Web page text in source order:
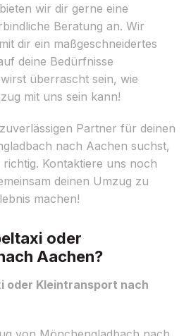
wir dir gerne eine
Beratung an. Wir
dir ein maßgeschneidertes
deine Bedürfnisse
überrascht sein, wie
mit uns sein kann!
Partner für deinen
nach Aachen suchst,
Kontaktiere uns noch
deinen Umzug zu
machen!
oder
Aachen?
oder Kleintransport nach